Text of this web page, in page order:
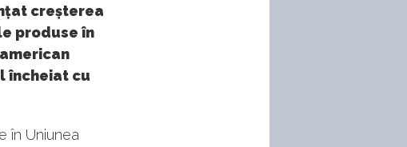
creșterea
produse în
încheiat cu
în Uniunea